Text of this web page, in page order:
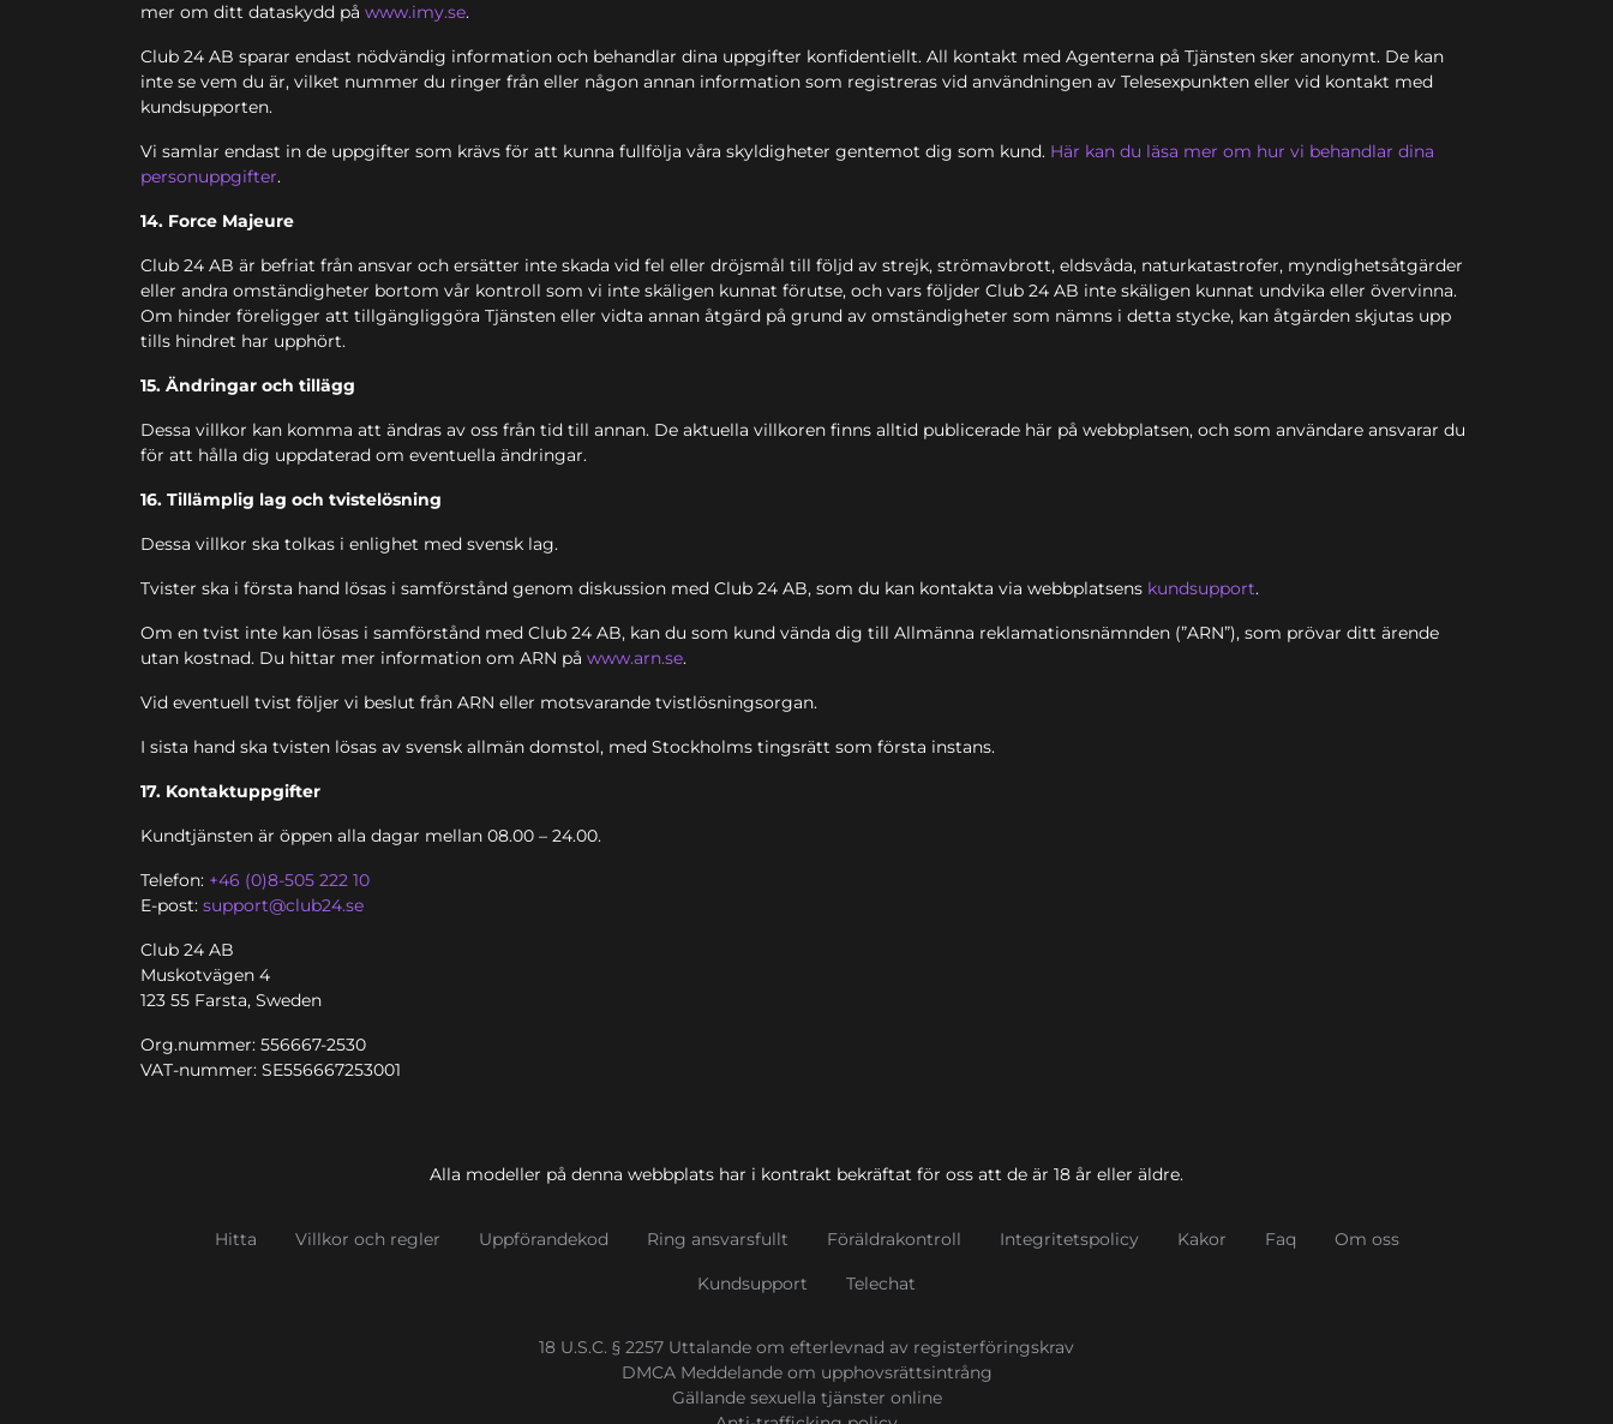
mer om ditt dataskydd på www.imy.se.
Club 24 AB sparar endast nödvändig information och behandlar dina uppgifter konfidentiellt. All kontakt med Agenterna på Tjänsten sker anonymt. De kan
inte se vem du är, vilket nummer du ringer från eller någon annan information som registreras vid användningen av Telesexpunkten eller vid kontakt med
kundsupporten.
Vi samlar endast in de uppgifter som krävs för att kunna fullfölja våra skyldigheter gentemot dig som kund. Här kan du läsa mer om hur vi behandlar dina
personuppgifter.
14. Force Majeure
Club 24 AB är befriat från ansvar och ersätter inte skada vid fel eller dröjsmål till följd av strejk, strömavbrott, eldsvåda, naturkatastrofer, myndighetsåtgärder
eller andra omständigheter bortom vår kontroll som vi inte skäligen kunnat förutse, och vars följder Club 24 AB inte skäligen kunnat undvika eller övervinna.
Om hinder föreligger att tillgängliggöra Tjänsten eller vidta annan åtgärd på grund av omständigheter som nämns i detta stycke, kan åtgärden skjutas upp
tills hindret har upphört.
15. Ändringar och tillägg
Dessa villkor kan komma att ändras av oss från tid till annan. De aktuella villkoren finns alltid publicerade här på webbplatsen, och som användare ansvarar du
för att hålla dig uppdaterad om eventuella ändringar.
16. Tillämplig lag och tvistelösning
Dessa villkor ska tolkas i enlighet med svensk lag.
Tvister ska i första hand lösas i samförstånd genom diskussion med Club 24 AB, som du kan kontakta via webbplatsens kundsupport.
Om en tvist inte kan lösas i samförstånd med Club 24 AB, kan du som kund vända dig till Allmänna reklamationsnämnden (”ARN”), som prövar ditt ärende
utan kostnad. Du hittar mer information om ARN på www.arn.se.
Vid eventuell tvist följer vi beslut från ARN eller motsvarande tvistlösningsorgan.
I sista hand ska tvisten lösas av svensk allmän domstol, med Stockholms tingsrätt som första instans.
17. Kontaktuppgifter
Kundtjänsten är öppen alla dagar mellan 08.00 – 24.00.
Telefon: +46 (0)8-505 222 10
E-post: support@club24.se
Club 24 AB
Muskotvägen 4
123 55 Farsta, Sweden
Org.nummer: 556667-2530
VAT-nummer: SE556667253001
Alla modeller på denna webbplats har i kontrakt bekräftat för oss att de är 18 år eller äldre.
Hitta Villkor och regler Uppförandekod Ring ansvarsfullt Föräldrakontroll Integritetspolicy Kakor Faq Om oss
Kundsupport Telechat
18 U.S.C. § 2257 Uttalande om efterlevnad av registerföringskrav
DMCA Meddelande om upphovsrättsintrång
Gällande sexuella tjänster online